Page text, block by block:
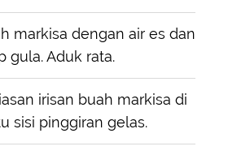
markisa dengan air es dan
gula. Aduk rata.
irisan buah markisa di
sisi pinggiran gelas.